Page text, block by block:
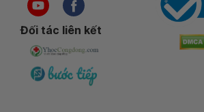
Đối tác liên kết